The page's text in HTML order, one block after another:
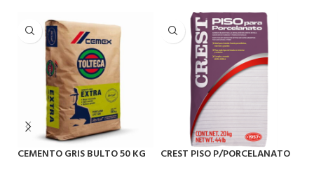
CEMENTO GRIS BULTO 50 KG
CREST PISO P/PORCELANATO